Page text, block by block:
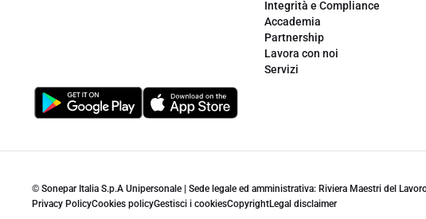
Integrità e Compliance
Accademia
Partnership
Lavora con noi
Servizi
© Sonepar Italia S.p.A Unipersonale | Sede legale ed amministrativa: Riviera Maestri del
Privacy PolicyCookies policyGestisci i cookiesCopyrightLegal disclaimer